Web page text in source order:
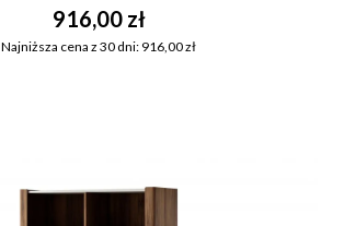
916,00 zł
Najniższa cena z 30 dni: 916,00 zł